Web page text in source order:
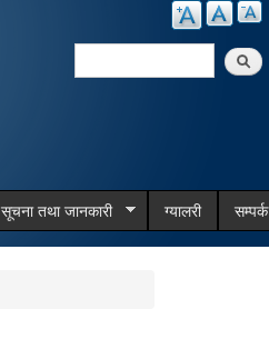
Search
सूचना तथा जानकारी ग्यालरी सम्पर्क